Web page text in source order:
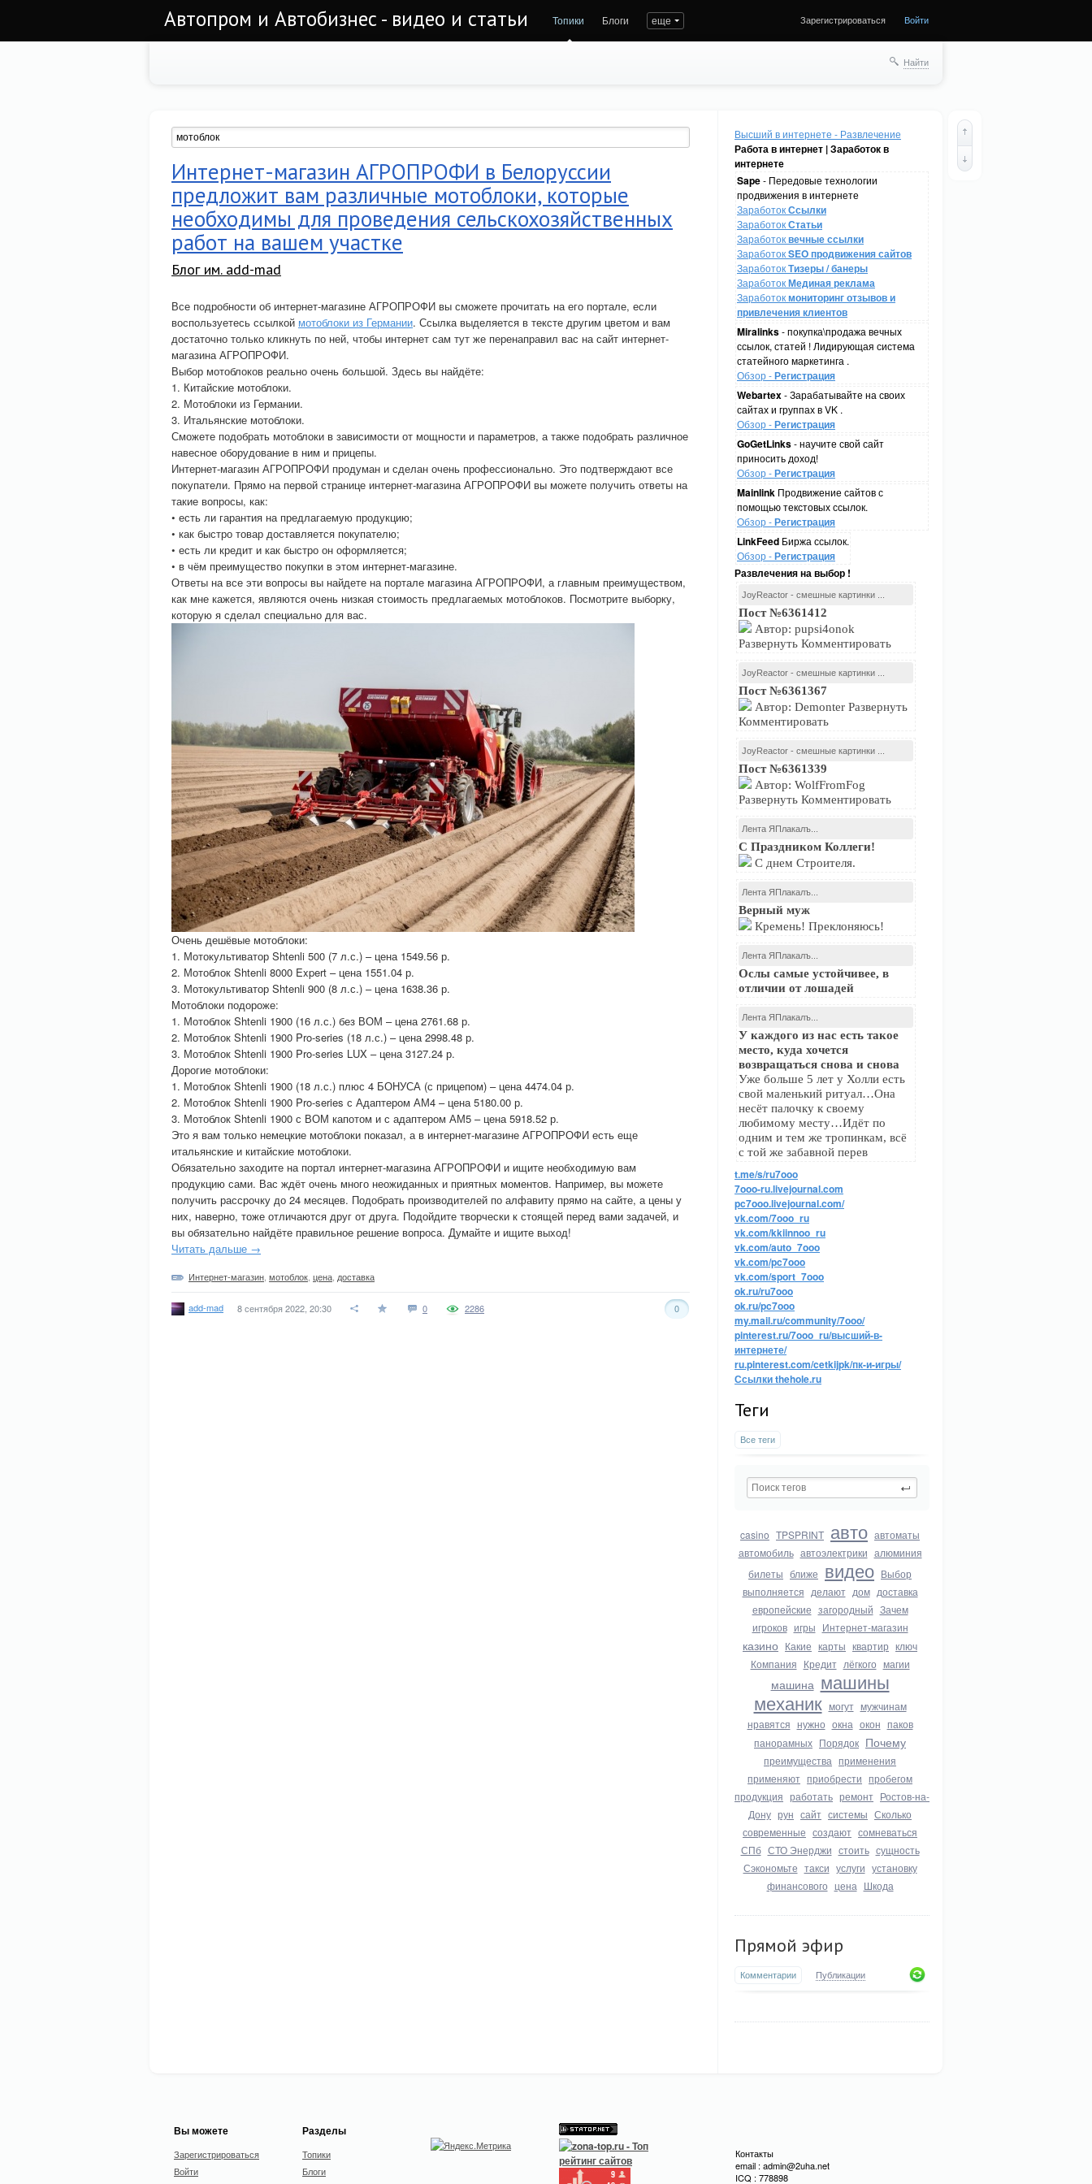
Автопром и Автобизнес - видео и статьи Топики Блоги еще Зарегистрироваться Войти
Найти
Высший в интернете - Развлечение
Работа в интернет | Заработок в
интернете
Sape- Передовые технологии
продвижения в интернете
ЗаработокСсылки
ЗаработокСтатьи
Заработоквечные ссылки
ЗаработокSEO продвижения сайтов
ЗаработокТизеры / банеры
ЗаработокМединая реклама
Заработокмониторинг отзывов и
привлечения клиентов
Miralinks- покупка\продажа вечных
ссылок, статей ! Лидирующая система
статейного маркетинга .
Обзор -Регистрация
Webartex- Зарабатывайте на своих
сайтах и группах в VK .
Обзор -Регистрация
GoGetLinks- научите свой сайт
приносить доход!
Обзор -Регистрация
Mainlink Продвижение сайтов с
помощью текстовых ссылок.
Обзор -Регистрация
LinkFeed Биржа ссылок.
Обзор -Регистрация
Развлечения на выбор !
JoyReactor - смешные картинки ...
Пост №6361412
Автор: pupsi4onok
Развернуть Комментировать
JoyReactor - смешные картинки ...
Пост №6361367
Автор: Demonter Развернуть
Комментировать
JoyReactor - смешные картинки ...
Пост №6361339
Автор: WolfFromFog
Развернуть Комментировать
Лента ЯПлакалъ...
С Праздником Коллеги!
С днем Строителя.
Лента ЯПлакалъ...
Верный муж
Кремень! Преклоняюсь!
Лента ЯПлакалъ...
Ослы самые устойчивее, в
отличии от лошадей
Лента ЯПлакалъ...
У каждого из нас есть такое
место, куда хочется
возвращаться снова и снова
Уже больше 5 лет у Холли есть
свой маленький ритуал…Она
несёт палочку к своему
любимому месту…Идёт по
одним и тем же тропинкам, всё
с той же забавной перев
t.me/s/ru7ooo
7ooo-ru.livejournal.com
pc7ooo.livejournal.com/
vk.com/7ooo_ru
vk.com/kkiinnoo_ru
vk.com/auto_7ooo
vk.com/pc7ooo
vk.com/sport_7ooo
ok.ru/ru7ooo
ok.ru/pc7ooo
my.mail.ru/community/7ooo/
pinterest.ru/7ooo_ru/высший-в-
интернете/
ru.pinterest.com/cetkijpk/пк-и-игры/
Ссылки thehole.ru
Теги
Все теги
casino TPSPRINT авто автоматы
автомобиль автоэлектрики алюминия
билеты ближе видео Выбор
выполняется делают дом доставка
европейские загородный Зачем
игроков игры Интернет-магазин
казино Какие карты квартир ключ
Компания Кредит лёгкого магии
машина машины
механик могут мужчинам
нравятся нужно окна окон паков
панорамных Порядок Почему
преимущества применения
применяют приобрести пробегом
продукция работать ремонт Ростов-на-
Дону рун сайт системы Сколько
современные создают сомневаться
СПб СТО Энерджи стоить сущность
Сэкономьте такси услуги установку
финансового цена Шкода
Прямой эфир
Комментарии Публикации
Интернет-магазин АГРОПРОФИ в Белоруссии
предложит вам различные мотоблоки, которые
необходимы для проведения сельскохозяйственных
работ на вашем участке
Блог им. add-mad
Все подробности об интернет-магазине АГРОПРОФИ вы сможете прочитать на его портале, если
воспользуетесь ссылкой мотоблоки из Германии. Ссылка выделяется в тексте другим цветом и вам
достаточно только кликнуть по ней, чтобы интернет сам тут же перенаправил вас на сайт интернет-
магазина АГРОПРОФИ.
Выбор мотоблоков реально очень большой. Здесь вы найдёте:
1. Китайские мотоблоки.
2. Мотоблоки из Германии.
3. Итальянские мотоблоки.
Сможете подобрать мотоблоки в зависимости от мощности и параметров, а также подобрать различное
навесное оборудование в ним и прицепы.
Интернет-магазин АГРОПРОФИ продуман и сделан очень профессионально. Это подтверждают все
покупатели. Прямо на первой странице интернет-магазина АГРОПРОФИ вы можете получить ответы на
такие вопросы, как:
• есть ли гарантия на предлагаемую продукцию;
• как быстро товар доставляется покупателю;
• есть ли кредит и как быстро он оформляется;
• в чём преимущество покупки в этом интернет-магазине.
Ответы на все эти вопросы вы найдете на портале магазина АГРОПРОФИ, а главным преимуществом,
как мне кажется, являются очень низкая стоимость предлагаемых мотоблоков. Посмотрите выборку,
которую я сделал специально для вас.
Очень дешёвые мотоблоки:
1. Мотокультиватор Shtenli 500 (7 л.с.) – цена 1549.56 р.
2. Мотоблок Shtenli 8000 Expert – цена 1551.04 р.
3. Мотокультиватор Shtenli 900 (8 л.с.) – цена 1638.36 р.
Мотоблоки подороже:
1. Мотоблок Shtenli 1900 (16 л.с.) без ВОМ – цена 2761.68 р.
2. Мотоблок Shtenli 1900 Pro-series (18 л.с.) – цена 2998.48 р.
3. Мотоблок Shtenli 1900 Pro-series LUX – цена 3127.24 р.
Дорогие мотоблоки:
1. Мотоблок Shtenli 1900 (18 л.с.) плюс 4 БОНУСА (с прицепом) – цена 4474.04 р.
2. Мотоблок Shtenli 1900 Pro-series с Адаптером АМ4 – цена 5180.00 р.
3. Мотоблок Shtenli 1900 с ВОМ капотом и с адаптером АМ5 – цена 5918.52 р.
Это я вам только немецкие мотоблоки показал, а в интернет-магазине АГРОПРОФИ есть еще
итальянские и китайские мотоблоки.
Обязательно заходите на портал интернет-магазина АГРОПРОФИ и ищите необходимую вам
продукцию сами. Вас ждёт очень много неожиданных и приятных моментов. Например, вы можете
получить рассрочку до 24 месяцев. Подобрать производителей по алфавиту прямо на сайте, а цены у
них, наверно, тоже отличаются друг от друга. Подойдите творчески к стоящей перед вами задачей, и
вы обязательно найдёте правильное решение вопроса. Думайте и ищите выход!
Читать дальше →
Интернет-магазин мотоблок цена доставка
add-mad 8 сентября 2022, 20:30 0 0
2286
Вы можете
Зарегистрироваться
Войти
Разделы
Топики
Блоги
Контакты
email : admin@2uha.net
ICQ : 778898